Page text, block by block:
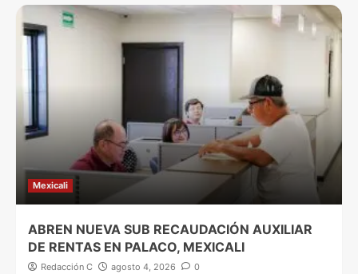
Mexicali
ABREN NUEVA SUB RECAUDACIÓN AUXILIAR
DE RENTAS EN PALACO, MEXICALI
Redacción C agosto 4, 2026 0